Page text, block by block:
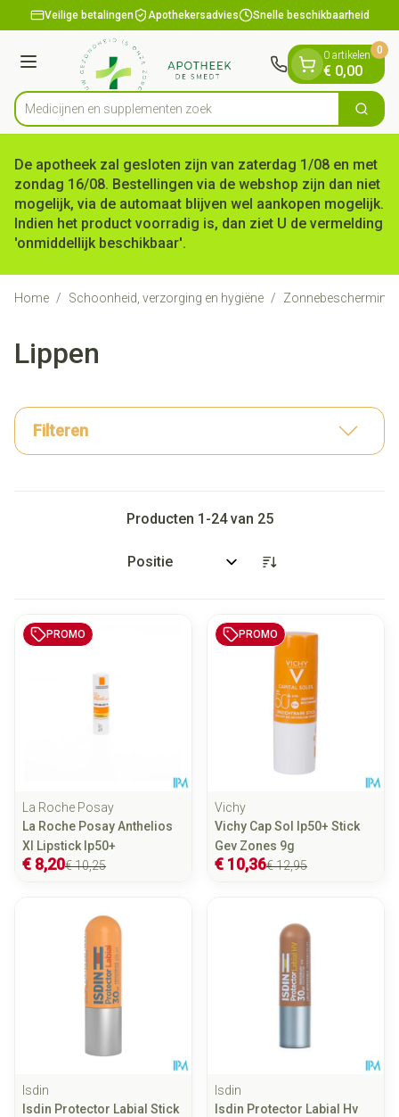
Ga naar de inhoud
1 van 1Veilige betalingen Apothekersadvies Snelle beschikbaarheid
Menu
Product, merk, categorie...
Medicijnen en su Zoek
0 artikelen
€ 0,00
0
De apotheek zal gesloten zijn van zaterdag 1/08 en met
zondag 16/08. Bestellingen via de webshop zijn dan niet
mogelijk, via de automaat blijven wel aankopen mogelijk.
Indien het product voorradig is, dan ziet U de vermelding
'onmiddellijk beschikbaar'.
Home / Schoonheid, verzorging en hygiëne / Zonnebescherming
Lippen
Filteren
Producten 1 -24van 25
Sorteer op:
PROMO
La Roche Posay
La Roche Posay Anthelios
Xl Lipstick Ip50+
€ 10,25
€ 8,20
PROMO
Vichy
Vichy Cap Sol Ip50+ Stick
Gev Zones 9g
€ 12,95
€ 10,36
Isdin
Isdin Protector Labial Stick
Isdin
Isdin Protector Labial Hv